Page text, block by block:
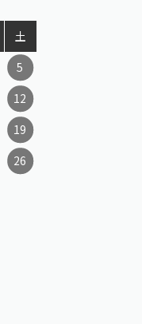
土
5
12
19
26